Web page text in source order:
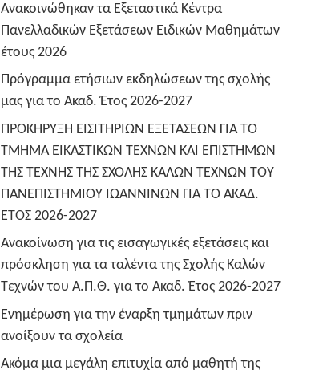
Ανακοινώθηκαν τα Εξεταστικά Κέντρα
Πανελλαδικών Εξετάσεων Ειδικών Μαθημάτων
έτους 2026
Πρόγραμμα ετήσιων εκδηλώσεων της σχολής
μας για το Ακαδ. Έτος 2026-2027
ΠΡΟΚΗΡΥΞΗ ΕΙΣΙΤΗΡΙΩΝ ΕΞΕΤΑΣΕΩΝ ΓΙΑ ΤO
TMHMA ΕΙΚΑΣΤΙΚΩΝ ΤΕΧΝΩΝ ΚΑΙ ΕΠΙΣΤΗΜΩΝ
ΤΗΣ ΤΕΧΝΗΣ ΤΗΣ ΣΧΟΛΗΣ ΚΑΛΩΝ ΤΕΧΝΩΝ ΤΟΥ
ΠΑΝΕΠΙΣΤΗΜΙΟΥ ΙΩΑΝΝΙΝΩΝ ΓΙΑ ΤΟ ΑΚΑΔ.
ΕΤΟΣ 2026-2027
Ανακοίνωση για τις εισαγωγικές εξετάσεις και
πρόσκληση για τα ταλέντα της Σχολής Καλών
Τεχνών του Α.Π.Θ. για το Ακαδ. Έτος 2026-2027
Ενημέρωση για την έναρξη τμημάτων πριν
ανοίξουν τα σχολεία
Ακόμα μια μεγάλη επιτυχία από μαθητή της